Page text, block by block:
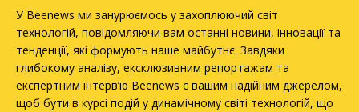
У Beenews ми занурюємось у захоплюючий світ
технологій, повідомляючи вам останні новини, інновації та
тенденції, які формують наше майбутнє. Завдяки
глибокому аналізу, ексклюзивним репортажам та
експертним інтерв’ю Beenews є вашим надійним джерелом,
щоб бути в курсі подій у динамічному світі технологій, що